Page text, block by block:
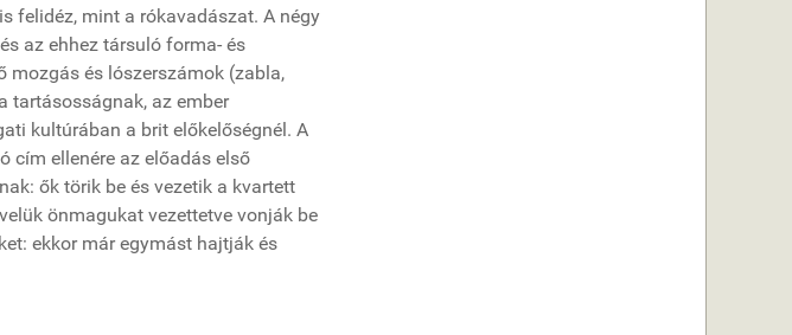
felidéz, mint a rókavadászat. A négy
az ehhez társuló forma- és
és lószerszámok (zabla,
tartásosságnak, az ember
kultúrában a brit előkelőségnél. A
cím ellenére az előadás első
ők törik be és vezetik a kvartett
önmagukat vezettetve vonják be
ekkor már egymást hajtják és